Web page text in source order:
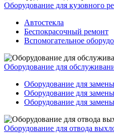
Оборудование для кузовного
Автостекла
Беспокрасочный ремонт
Вспомогательное
Оборудование для
Оборудование для
Оборудование для
Оборудование для
Оборудование для отвода